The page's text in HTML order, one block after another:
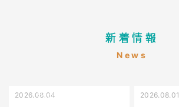
新着情報
News
受け口（しゃくれている）
2026.08.04 2026.08.01